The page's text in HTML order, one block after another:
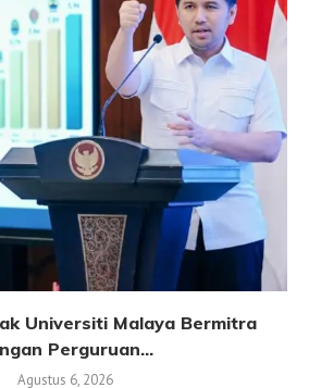
Universiti Malaya Bermitra
Perguruan...
Agustus 6, 2026